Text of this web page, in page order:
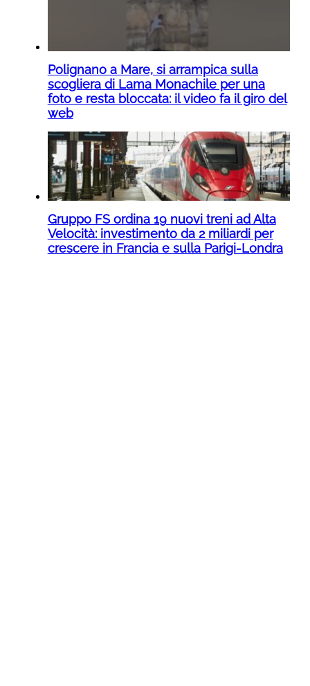
Polignano a Mare, si arrampica sulla
scogliera di Lama Monachile per una
foto e resta bloccata: il video fa il giro del
web
Gruppo FS ordina 19 nuovi treni ad Alta
Velocità: investimento da 2 miliardi per
crescere in Francia e sulla Parigi-Londra